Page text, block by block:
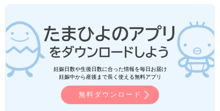
妊娠日数や生後日数に合った情報を毎日お届け
妊娠中から産後まで長く使える無料アプリ
無料ダウンロード